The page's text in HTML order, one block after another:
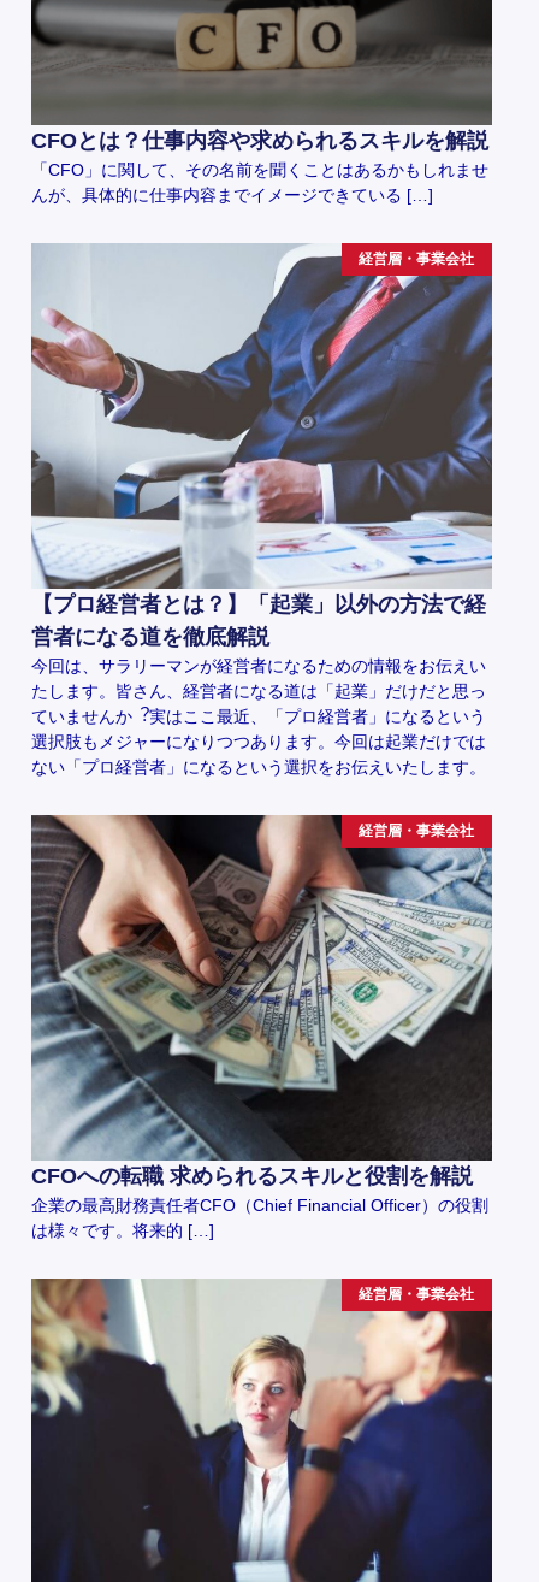
CFOとは？仕事内容や求められるスキルを解説
「CFO」に関して、その名前を聞くことはあるかもしれませ
んが、具体的に仕事内容までイメージできている […]
経営層・事業会社
【プロ経営者とは？】「起業」以外の方法で経
営者になる道を徹底解説
今回は、サラリーマンが経営者になるための情報をお伝えい
たします。皆さん、経営者になる道は「起業」だけだと思っ
ていませんか︖実はここ最近、「プロ経営者」になるという
選択肢もメジャーになりつつあります。今回は起業だけでは
ない「プロ経営者」になるという選択をお伝えいたします。
経営層・事業会社
CFOへの転職 求められるスキルと役割を解説
企業の最高財務責任者CFO（Chief Financial Officer）の役割
は様々です。将来的 […]
経営層・事業会社